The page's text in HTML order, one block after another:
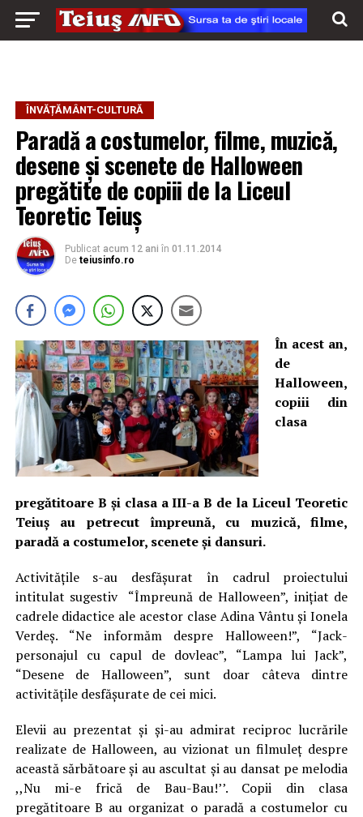
ÎNVĂȚĂMÂNT-CULTURĂ
Paradă a costumelor, filme, muzică,
desene şi scenete de Halloween
pregătite de copiii de la Liceul
Teoretic Teiuş
Publicat acum 12 ani în 01.11.2014
De teiusinfo.ro
În acest an,
de
Halloween,
copiii din
clasa
pregătitoare B şi clasa a III-a B de la Liceul Teoretic
Teiuş au petrecut împreună, cu muzică, filme,
paradă a costumelor, scenete şi dansuri.
Activităţile s-au desfăşurat în cadrul proiectului
intitulat sugestiv “Împreună de Halloween”, iniţiat de
cadrele didactice ale acestor clase Adina Vântu şi Ionela
Verdeş. “Ne informăm despre Halloween!”, “Jack-
personajul cu capul de dovleac”, “Lampa lui Jack”,
“Desene de Halloween”, sunt doar câteva dintre
activităţile desfăşurate de cei mici.
Elevii au prezentat şi şi-au admirat reciproc lucrările
realizate de Halloween, au vizionat un filmuleţ despre
această sărbătoare şi au ascultat şi au dansat pe melodia
,,Nu mi-e frică de Bau-Bau!’’. Copii din clasa
pregătitoare B au organizat o paradă a costumelor cu